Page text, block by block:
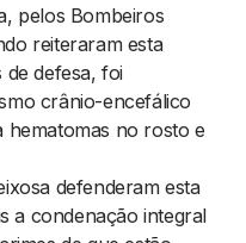
pelos Bombeiros
reiteraram esta
de defesa, foi
crânio-encefálico
hematomas no rosto e
defenderam esta
a condenação integral